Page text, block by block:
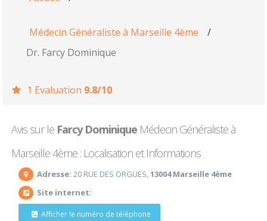
Médecin Généraliste à Marseille 4ème
/
Dr. Farcy Dominique
1 Evaluation 9.8/10
Avis sur le Farcy Dominique Médecin Généraliste à
Marseille 4ème : Localisation et Informations
Adresse: 20 RUE DES ORGUES,13004 Marseille 4ème
Site internet:
Afficher le numéro de téléphone